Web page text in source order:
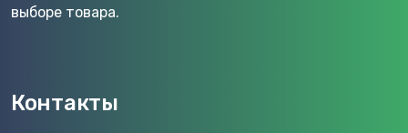
выборе товара.
Контакты